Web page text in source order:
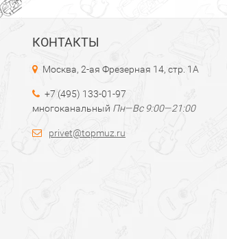
КОНТАКТЫ
Москва, 2-ая Фрезерная 14, стр. 1А
+7 (495) 133-01-97
многоканальный Пн—Вс 9:00—21:00
privet@topmuz.ru